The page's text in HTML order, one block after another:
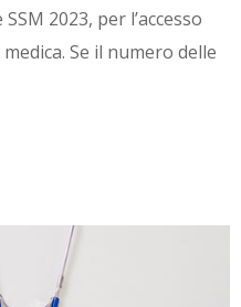
2023, per l’accesso
Se il numero delle